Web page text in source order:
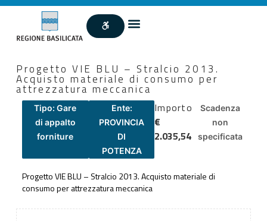
Progetto VIE BLU – Stralcio 2013.
Acquisto materiale di consumo per
attrezzatura meccanica
Tipo: Gare
di appalto
forniture
Ente:
PROVINCIA
DI
POTENZA
Importo
€
2.035,54
Scadenza
non
specificata
Progetto VIE BLU – Stralcio 2013. Acquisto materiale di
consumo per attrezzatura meccanica